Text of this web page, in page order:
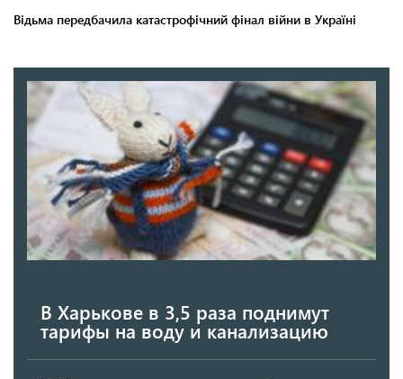
В Харькове в 3,5 раза поднимут
тарифы на воду и канализацию